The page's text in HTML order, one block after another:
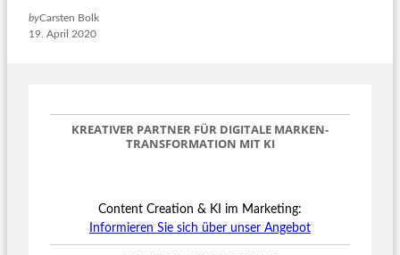
byCarsten Bolk
19. April 2020
KREATIVER PARTNER FÜR DIGITALE MARKEN-
TRANSFORMATION MIT KI
Content Creation & KI im Marketing:
Informieren Sie sich über unser Angebot